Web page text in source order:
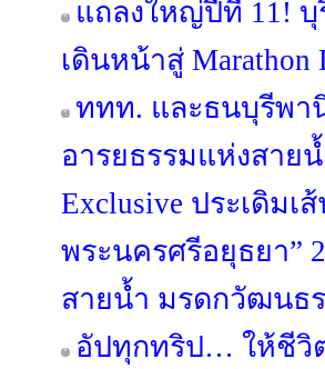
แถลงใหญ่ปีที่ 11! บุ
เดินหน้าสู่ Marathon
ททท. และธนบุรีพา
อารยธรรมแห่งสาย
Exclusive ประเดิมเ
พระนครศรีอยุธยา”
สายน้ำ มรดกวัฒนธ
อัปทุกทริป… ให้ชีวิต